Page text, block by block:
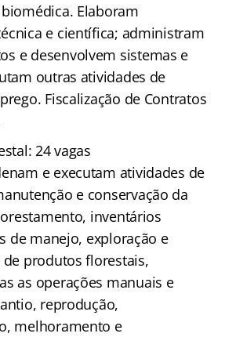
Elaboram
e científica; administram
e desenvolvem sistemas e
outras atividades de
Fiscalização de Contratos
24 vagas
e executam atividades de
e conservação da
inventários
de manejo, exploração e
produtos florestais,
as operações manuais e
reprodução,
melhoramento e